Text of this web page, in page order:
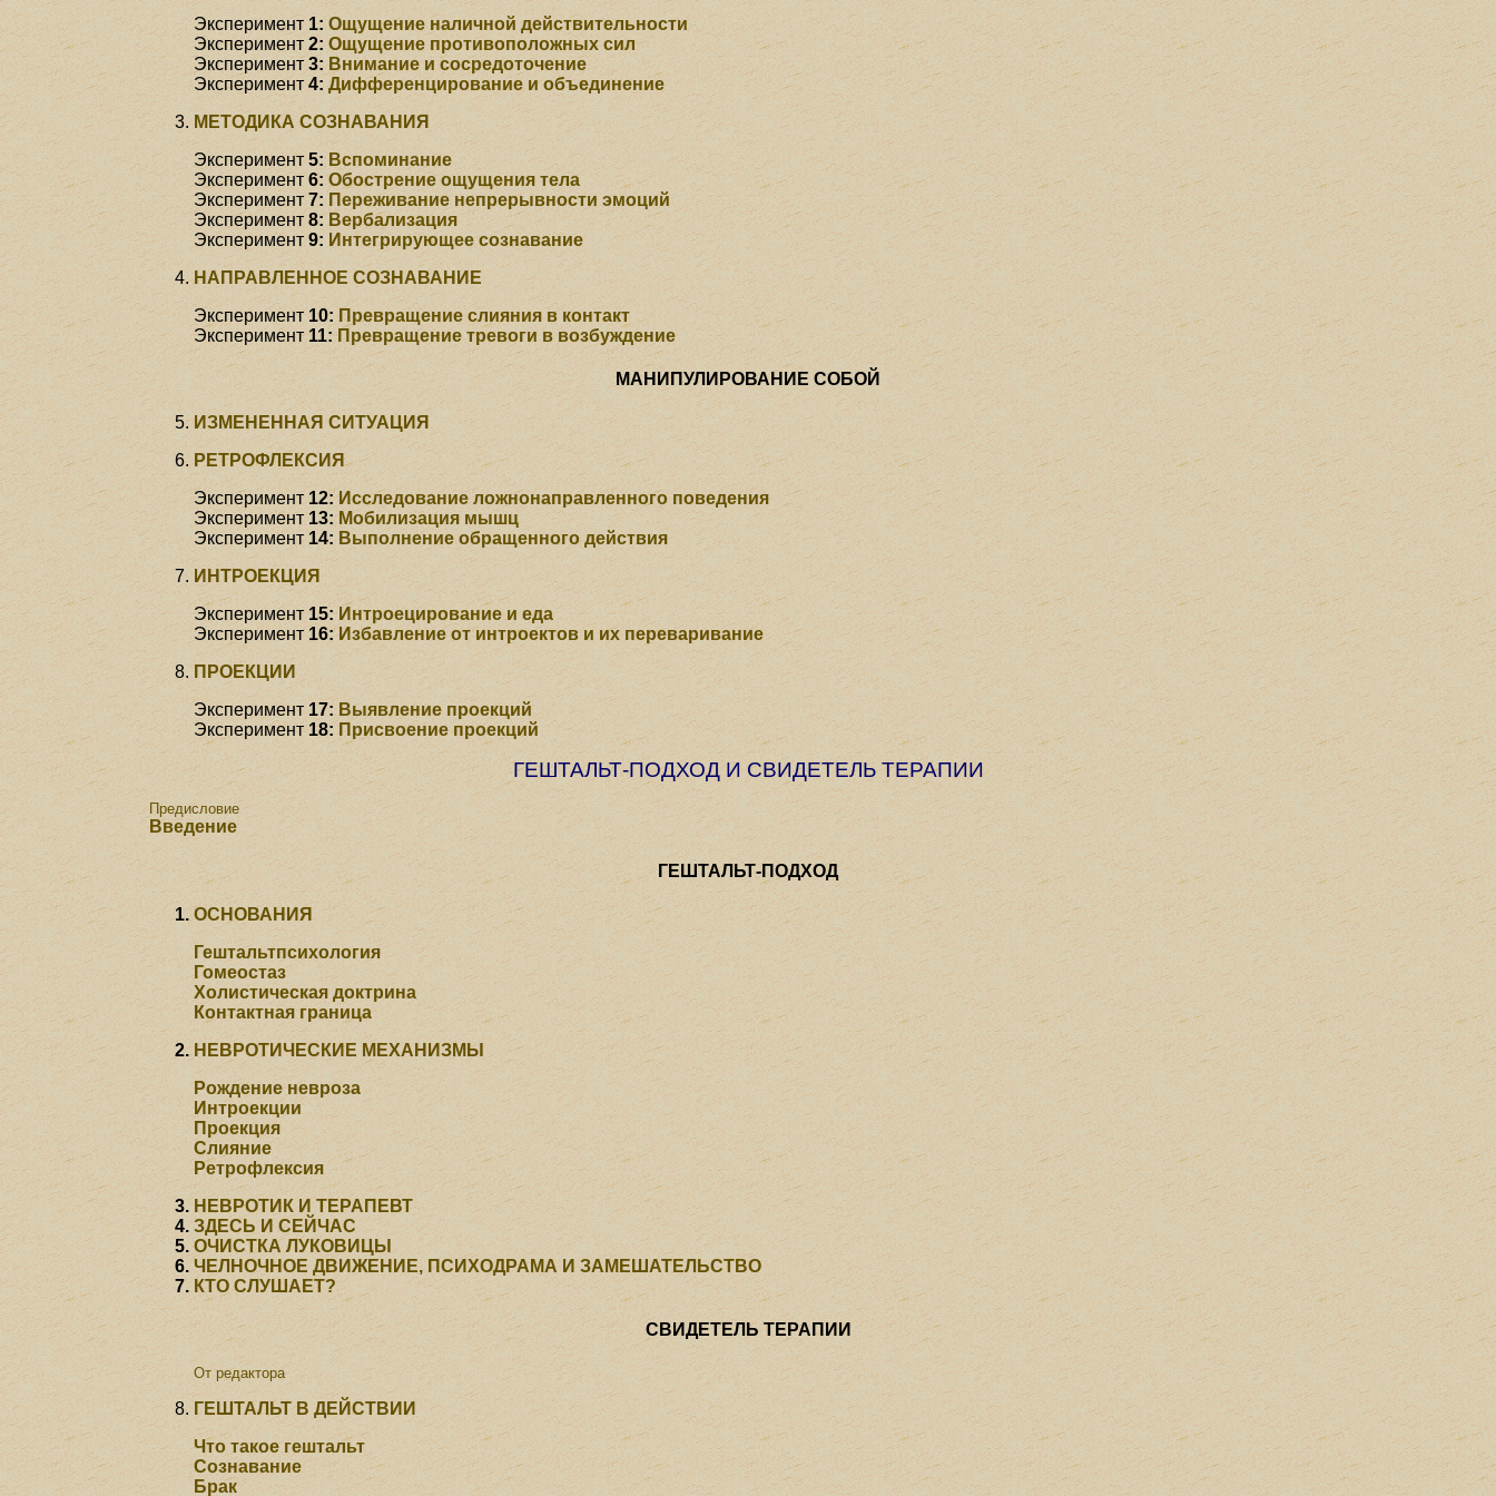
Эксперимент 1:Ощущение наличной действительности
Эксперимент2:Ощущение противоположных сил
Эксперимент3: Внимание и сосредоточение
Эксперимент4:Дифференцирование и объединение
МЕТОДИКА СОЗНАВАНИЯ
Эксперимент5: Вспоминание
Эксперимент6:Обострение ощущения тела
Эксперимент7: Переживание непрерывности эмоций
Эксперимент8: Вербализация
Эксперимент9: Интегрирующее сознавание
НАПРАВЛЕННОЕ СОЗНАВАНИЕ
Эксперимент 10:Превращение слияния в контакт
Эксперимент11: Превращение тревоги в возбуждение
МАНИПУЛИРОВАНИЕ СОБОЙ
ИЗМЕНЕННАЯ СИТУАЦИЯ
РЕТРОФЛЕКСИЯ
Эксперимент 12: Исследование ложнонаправленного поведения
Эксперимент 13:Мобилизация мышц
Эксперимент 14: Выполнение обращенного действия
ИНТРОЕКЦИЯ
Эксперимент15: Интроецирование и еда
Эксперимент 16: Избавление от интроектов и их переваривание
ПРОЕКЦИИ
Эксперимент 17: Выявление проекций
Эксперимент 18:Присвоение проекций
ГЕШТАЛЬТ-ПОДХОД И СВИДЕТЕЛЬ ТЕРАПИИ
Предисловие
Введение
ГЕШТАЛЬТ-ПОДХОД
ОСНОВАНИЯ
Гештальтпсихология
Гомеостаз
Холистическая доктрина
Контактная граница
НЕВРОТИЧЕСКИЕ МЕХАНИЗМЫ
Рождение невроза
Интроекции
Проекция
Слияние
Ретрофлексия
НЕВРОТИК И ТЕРАПЕВТ
ЗДЕСЬ И СЕЙЧАС
ОЧИСТКА ЛУКОВИЦЫ
ЧЕЛНОЧНОЕ ДВИЖЕНИЕ, ПСИХОДРАМА И ЗАМЕШАТЕЛЬСТВО
КТО СЛУШАЕТ?
СВИДЕТЕЛЬ ТЕРАПИИ
От редактора
ГЕШТАЛЬТ В ДЕЙСТВИИ
Что такое гештальт
Сознавание
Брак